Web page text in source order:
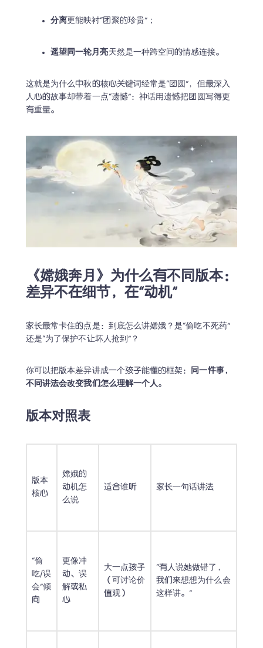
分离更能映衬“团聚的珍贵”；
遥望同一轮月亮天然是一种跨空间的情感连接。
这就是为什么中秋的核心关键词经常是“团圆”，但最深入
人心的故事却带着一点“遗憾”：神话用遗憾把团圆写得更
有重量。
《嫦娥奔月》为什么有不同版本：
差异不在细节，在“动机”
家长最常卡住的点是：到底怎么讲嫦娥？是“偷吃不死药”
还是“为了保护不让坏人抢到”？
你可以把版本差异讲成一个孩子能懂的框架：
同一件事，
不同讲法会改变我们怎么理解一个人。
版本对照表
版本
核心
嫦娥的
动机怎
么说
适合谁听 家长一句话讲法
“偷
吃/误
会”倾
向
更像冲
动、误
解或私
心
大一点孩子
（可讨论价
值观）
“有人说她做错了，
我们来想想为什么会
这样讲。”